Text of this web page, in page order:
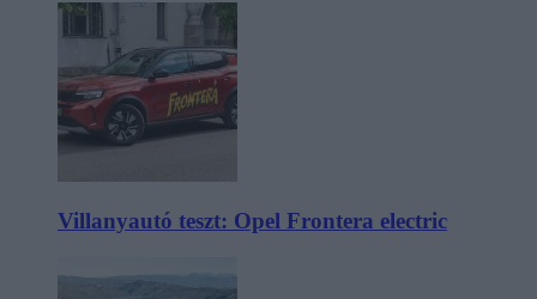
Villanyautó teszt: Opel Frontera electric